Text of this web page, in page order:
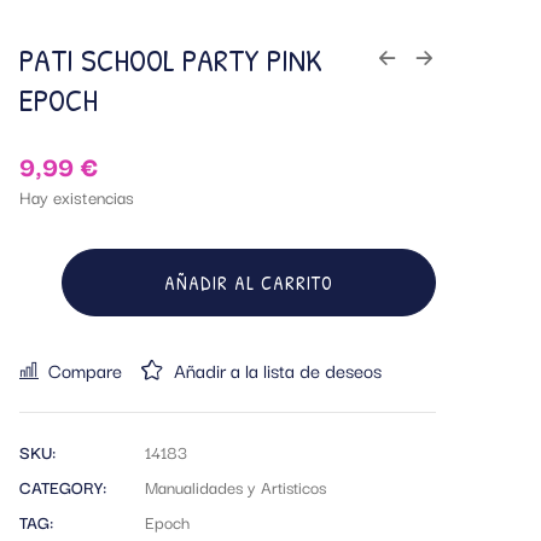
PATI SCHOOL PARTY PINK
EPOCH
9,99€
Hay existencias
AÑADIR AL CARRITO
Compare Añadir a la lista de deseos
SKU:
14183
CATEGORY:
Manualidades y Artisticos
TAG:
Epoch